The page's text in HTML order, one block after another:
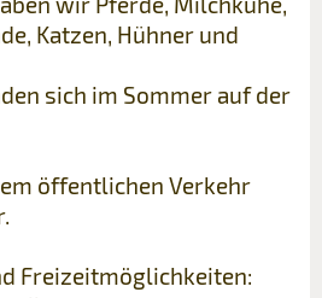
Katzen, Hühner und
sich im Sommer auf der
öffentlichen Verkehr
Freizeitmöglichkeiten: